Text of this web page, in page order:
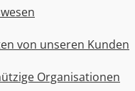
von unseren Kunden
Organisationen